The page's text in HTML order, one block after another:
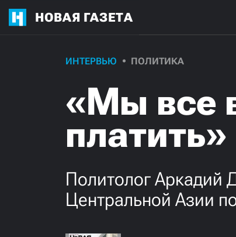
НОВАЯ ГАЗЕТА
ИНТЕРВЬЮ ПОЛИТИКА
«Мы все
платить»
Политолог Аркадий
Центральной Азии